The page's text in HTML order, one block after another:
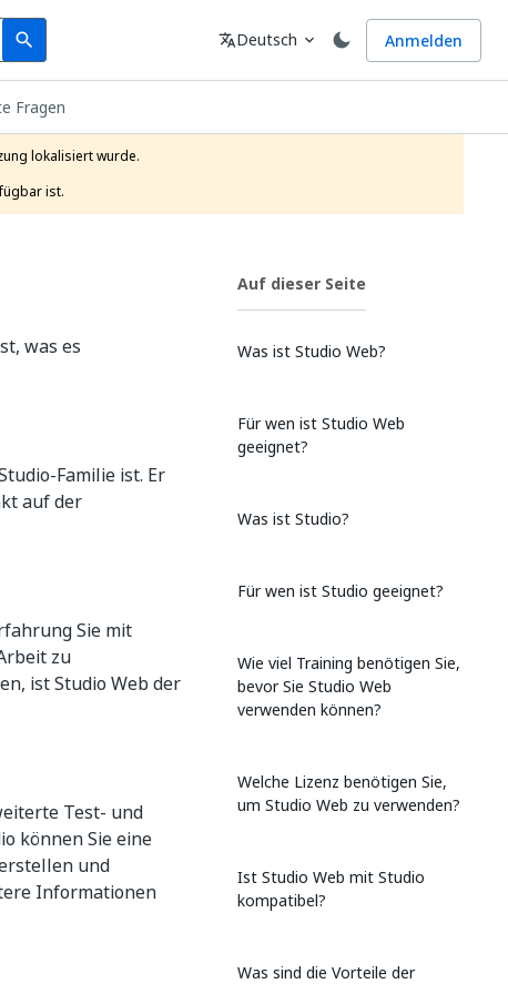
search
Search Sprache
translateDeutsch expand_more Anmelden
Fragen
lokalisiert wurde.
ist.
was es
Familie ist. Er
auf der
Sie mit
zu
ist Studio Web der
Test- und
können Sie eine
und
Informationen
Auf dieser Seite
Was ist Studio Web?
Für wen ist Studio Web
geeignet?
Was ist Studio?
Für wen ist Studio geeignet?
Wie viel Training benötigen Sie,
bevor Sie Studio Web
verwenden können?
Welche Lizenz benötigen Sie,
um Studio Web zu verwenden?
Ist Studio Web mit Studio
kompatibel?
Was sind die Vorteile der